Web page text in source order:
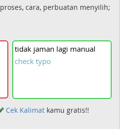
proses, cara, perbuatan menyilih;
tidak jaman lagi manual
check typo
Cek Kalimat kamu gratis!!